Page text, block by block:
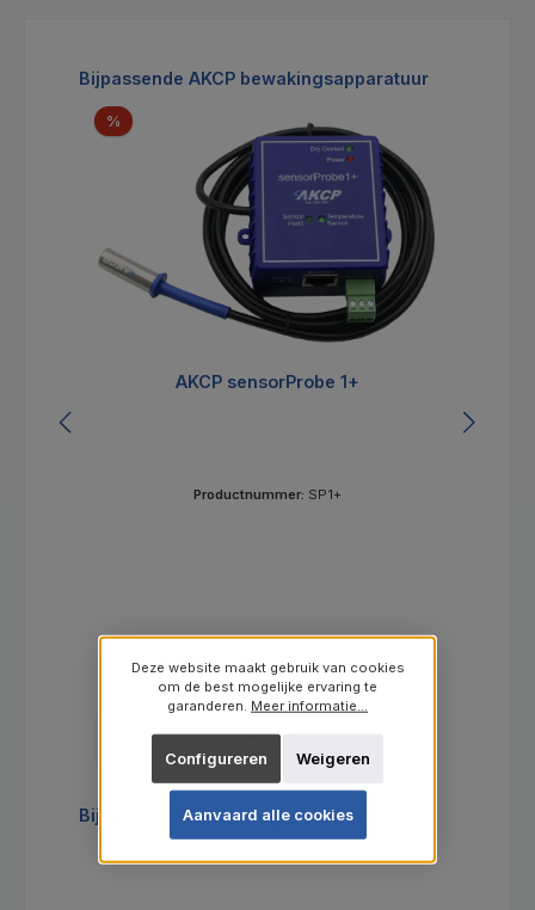
Productgalerij overslaan
Bijpassende AKCP bewakingsapparatuur
%Korting
AKCP sensorProbe 1+
Productnummer: SP1+
Verkoopprijs:
Van€ 207,00 € 225,00 (8% bespaard)
Prijzen excl. BTW en excl. verzendkosten
Details
Productgalerij overslaan
Bijpassende uitbreidingseenheden
Deze website maakt gebruik van cookies
om de best mogelijke ervaring te
garanderen. Meer informatie...
Weigeren
Configureren
Aanvaard alle cookies